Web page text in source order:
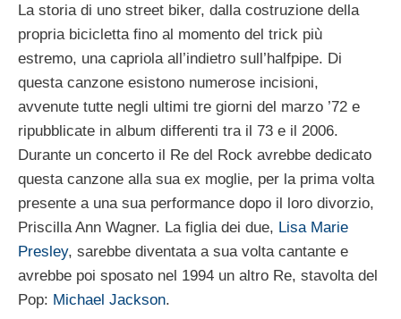
La storia di uno street biker, dalla costruzione della
propria bicicletta fino al momento del trick più
estremo, una capriola all’indietro sull’halfpipe. Di
questa canzone esistono numerose incisioni,
avvenute tutte negli ultimi tre giorni del marzo ’72 e
ripubblicate in album differenti tra il 73 e il 2006.
Durante un concerto il Re del Rock avrebbe dedicato
questa canzone alla sua ex moglie, per la prima volta
presente a una sua performance dopo il loro divorzio,
Priscilla Ann Wagner. La figlia dei due, Lisa Marie
Presley, sarebbe diventata a sua volta cantante e
avrebbe poi sposato nel 1994 un altro Re, stavolta del
Pop: Michael Jackson.